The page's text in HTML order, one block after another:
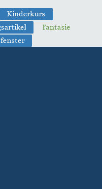
Kinderkurs
Fantasie